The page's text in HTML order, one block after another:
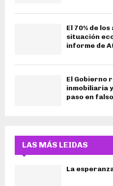
El 70% de
situación
informe de
El Gobierno
inmobiliaria
paso en
LAS MÁS LEIDAS
La